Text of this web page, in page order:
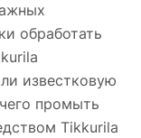
обработать
известковую
промыть
Tikkurila